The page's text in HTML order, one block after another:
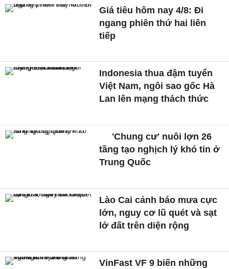
Giá tiêu hôm nay 4/8: Đi
ngang phiên thứ hai liên
tiếp
Indonesia thua đậm tuyển
Việt Nam, ngôi sao gốc Hà
Lan lên mạng thách thức
'Chung cư' nuôi lợn 26
tầng tạo nghịch lý khó tin ở
Trung Quốc
Lào Cai cảnh báo mưa cực
lớn, nguy cơ lũ quét và sạt
lở đất trên diện rộng
VinFast VF 9 biến những